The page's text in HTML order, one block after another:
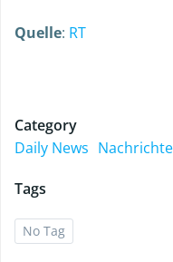
Quelle: RT
Category
Daily News
Tags
No Tag